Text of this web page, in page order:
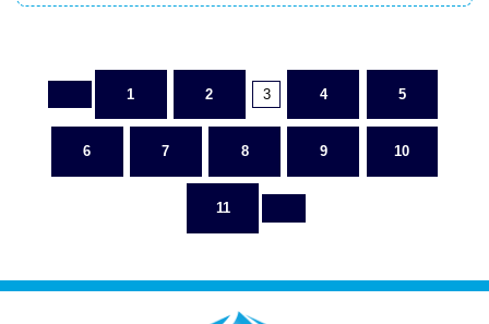
1 2 3 4 5
6 7 8 9 10
11